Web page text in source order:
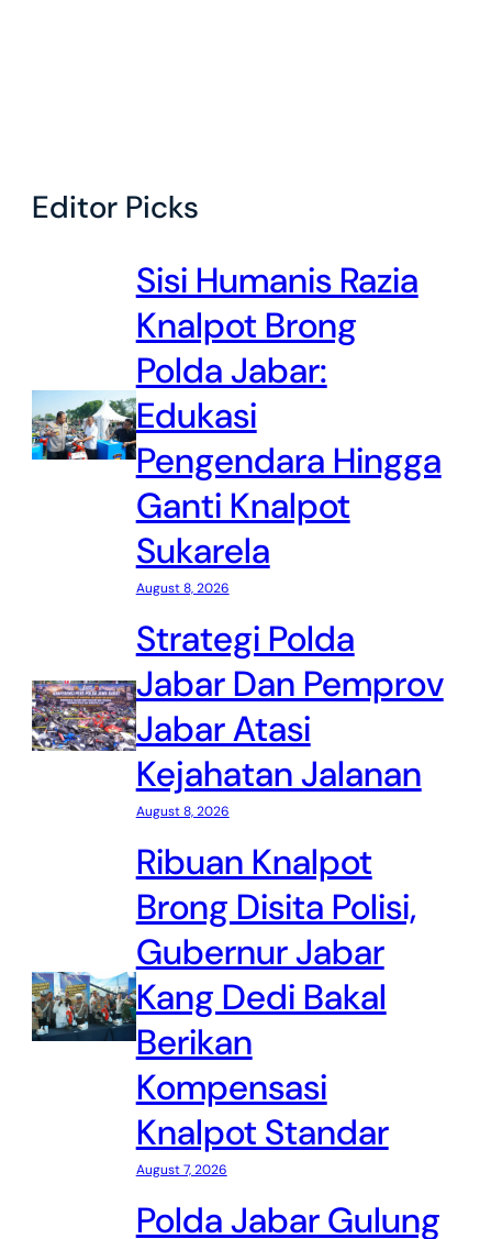
Editor Picks
Sisi Humanis Razia
Knalpot Brong
Polda Jabar:
Edukasi
Pengendara Hingga
Ganti Knalpot
Sukarela
August 8, 2026
Strategi Polda
Jabar Dan Pemprov
Jabar Atasi
Kejahatan Jalanan
August 8, 2026
Ribuan Knalpot
Brong Disita Polisi,
Gubernur Jabar
Kang Dedi Bakal
Berikan
Kompensasi
Knalpot Standar
August 7, 2026
Polda Jabar Gulung